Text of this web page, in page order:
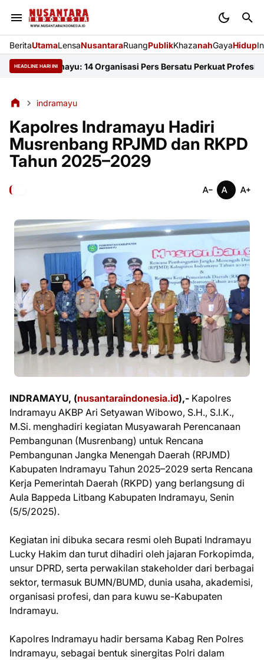
BeritaUtamaLensaNusantaraRuangPublikKhazanahGayaHidup
HEADLINE HARI INI
Indramayu: 14 Organisasi Pers Bersatu Perkuat
indramayu
Kapolres Indramayu Hadiri
Musrenbang RPJMD dan RKPD
Tahun 2025–2029
INDRAMAYU, (nusantaraindonesia.id),- Kapolres
Indramayu AKBP Ari Setyawan Wibowo, S.H., S.I.K.,
M.Si. menghadiri kegiatan Musyawarah Perencanaan
Pembangunan (Musrenbang) untuk Rencana
Pembangunan Jangka Menengah Daerah (RPJMD)
Kabupaten Indramayu Tahun 2025–2029 serta Rencana
Kerja Pemerintah Daerah (RKPD) yang berlangsung di
Aula Bappeda Litbang Kabupaten Indramayu, Senin
(5/5/2025).
Kegiatan ini dibuka secara resmi oleh Bupati Indramayu
Lucky Hakim dan turut dihadiri oleh jajaran Forkopimda,
unsur DPRD, serta perwakilan stakeholder dari berbagai
sektor, termasuk BUMN/BUMD, dunia usaha, akademisi,
organisasi profesi, dan para kuwu se-Kabupaten
Indramayu.
Kapolres Indramayu hadir bersama Kabag Ren Polres
Indramayu, sebagai bentuk sinergitas Polri dalam